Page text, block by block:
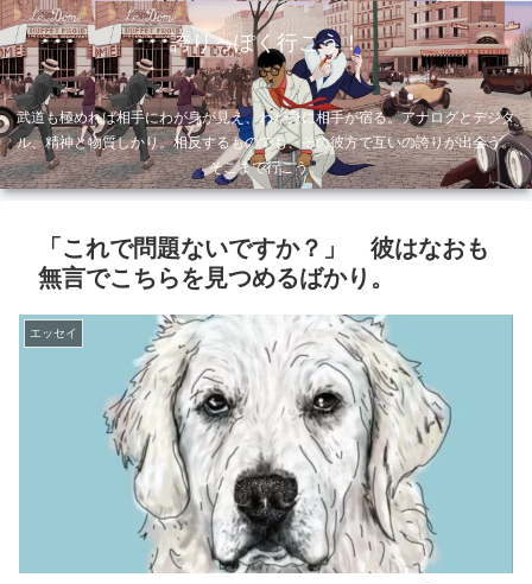
誇りっぽく行こう！
武道も極めれば相手にわが身が見え、わが身に相手が宿る。アナログとデジタ
ル、精神と物質しかり。相反するものでも、その彼方で互いの誇りが出会う。
そこまで行こう。
「これで問題ないですか？」 彼はなおも
無言でこちらを見つめるばかり。
エッセイ